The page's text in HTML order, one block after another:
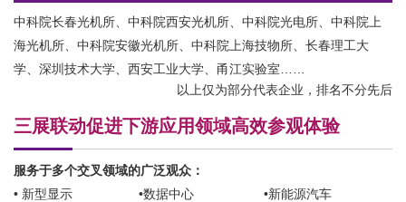
中科院长春光机所、中科院西安光机所、中科院光电所、中科院上
海光机所、中科院安徽光机所、中科院上海技物所、长春理工大
学、深圳技术大学、西安工业大学、甬江实验室……
以上仅为部分代表企业，排名不分先后
三展联动促进下游应用领域高效参观体验
服务于多个交叉领域的广泛观众：
• 新型显示
•数据中心
•新能源汽车